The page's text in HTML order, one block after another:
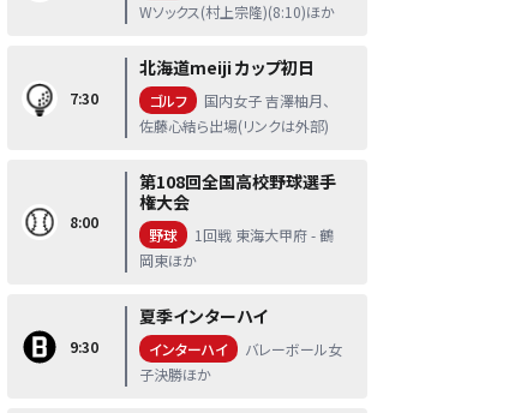
Wソックス(村上宗隆)(8:10)ほか
7:30
北海道meiji カップ初日
ゴルフ
国内女子 吉澤柚月、
佐藤心結ら出場(リンクは外部)
8:00
第108回全国高校野球選手
権大会
野球
1回戦 東海大甲府 - 鶴
岡東ほか
9:30
夏季インターハイ
インターハイ
バレーボール女
子決勝ほか